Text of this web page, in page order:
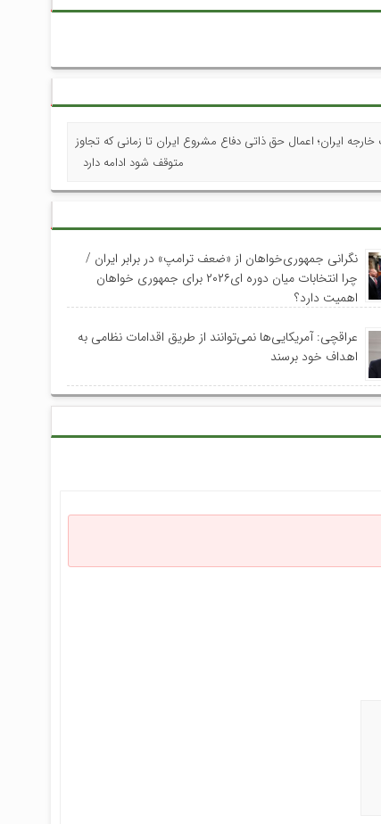
خارجه ایران؛ اعمال حق ذاتی دفاع مشروع ایران تا زمانی که تجاوز
متوقف شود ادامه دارد
نگرانی جمهوری‌خواهان از «ضعف ترامپ» در برابر ایران /
چرا انتخابات میان دوره ای۲۰۲۶ برای جمهوری خواهان
اهمیت دارد؟
عراقچی: آمریکایی‌ها نمی‌توانند از طریق اقدامات نظامی به
اهداف خود برسند